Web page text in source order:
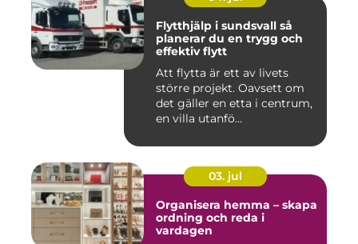
Flytthjälp i sundsvall så
planerar du en trygg och
effektiv flytt
Att flytta är ett av livets
större projekt. Oavsett om
det gäller en etta i centrum,
en villa utanfö...
03. jul
Organisera hemma – skapa
ordning och reda i
vardagen